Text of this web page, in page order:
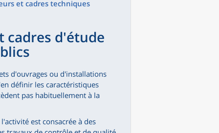
et cadres techniques
cadres d'étude
d'ouvrages ou d'installations
définir les caractéristiques
pas habituellement à la
est consacrée à des